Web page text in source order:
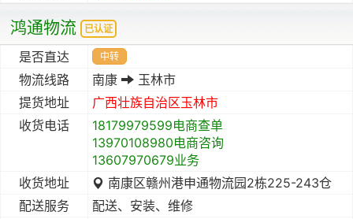
鸿通物流 已认证
是否直达 中转
物流线路 南康
玉林市
提货地址
广西壮族自治区玉林市
收货电话
18179979599电商查单
13970108980电商咨询
13607970679业务
收货地址
南康区赣州港申通物流园2栋225-243仓
配送服务
配送、安装、维修